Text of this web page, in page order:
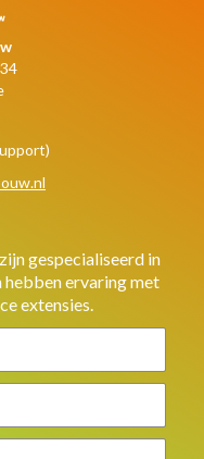
gespecialiseerd in
ervaring met
extensies.